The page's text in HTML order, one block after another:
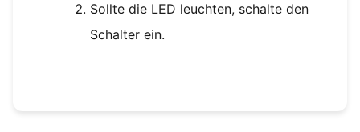
Sollte die LED leuchten, schalte den
Schalter ein.